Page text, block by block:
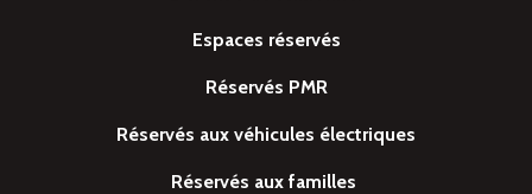
Espaces réservés
Réservés PMR
Réservés aux véhicules électriques
Réservés aux familles